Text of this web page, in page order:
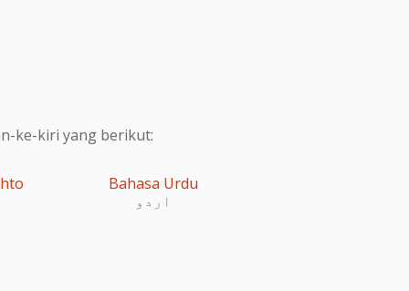
ke-kiri yang berikut:
Bahasa Urdu
اردو